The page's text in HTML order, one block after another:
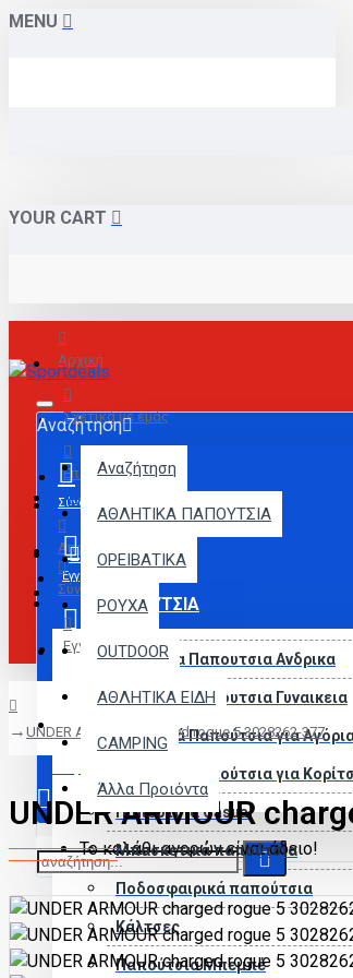
MENU
YOUR CART
Αρχική
Σχετικά με εμάς
Επικοινωνία
Αποστολή
Αναζήτηση
Αναζήτηση
ΑΘΛΗΤΙΚΑ ΠΑΠΟΥΤΣΙΑ
ΟΡΕΙΒΑΤΙΚΑ
ΡΟΥΧΑ
OUTDOOR
ΑΘΛΗΤΙΚΑ ΕΙΔΗ
CAMPING
Άλλα Προιόντα
Σύνδεση
Εγγραφή
Αγαπημένα
Το καλάθι αγορών είναι άδειο!
ΠΑΠΟΥΤΣΙΑ
Αθλητικα Παπουτσια Ανδρικα
Αθλητικα Παπουτσια Γυναικεια
Αθλητικά Παπούτσια για
Αθλητικά Παπούτσια για
Παπούτσια Casual
Μπασκετικά παπούτσια
Ποδοσφαιρικά παπούτσια
Κάλτσες
Παπούτσια Μπεμπέ
Σύνδεση
Εγγραφή
UNDER ARMOUR charged rogue 5 3028262-377
UNDER ARMOUR